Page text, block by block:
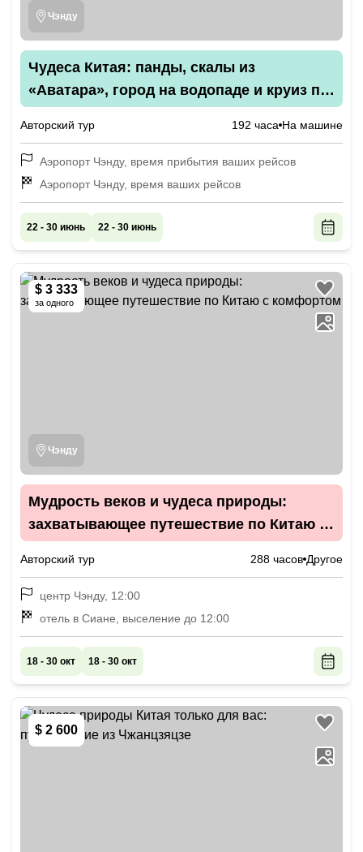
Чэнду
Чудеса Китая: панды, скалы из
«Аватара», город на водопаде и круиз по
Авторский тур 192 часа На машине
Аэропорт Чэнду, время прибытия ваших рейсов
Аэропорт Чэнду, время ваших рейсов
22 - 30 июнь 22 - 30 июнь
$ 3 333
за одного
Чэнду
Мудрость веков и чудеса природы:
захватывающее путешествие по Китаю с
Авторский тур 288 часов Другое
центр Чэнду, 12:00
отель в Сиане, выселение до 12:00
18 - 30 окт 18 - 30 окт
$ 2 600